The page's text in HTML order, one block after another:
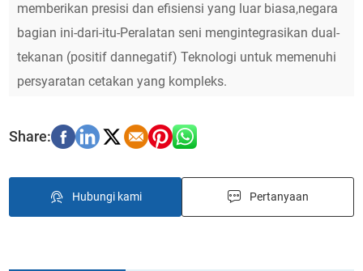
memberikan presisi dan efisiensi yang luar biasa,negara
bagian ini-dari-itu-Peralatan seni mengintegrasikan dual-
tekanan (positif dannegatif) Teknologi untuk memenuhi
persyaratan cetakan yang kompleks.
Hubungi kami Pertanyaan